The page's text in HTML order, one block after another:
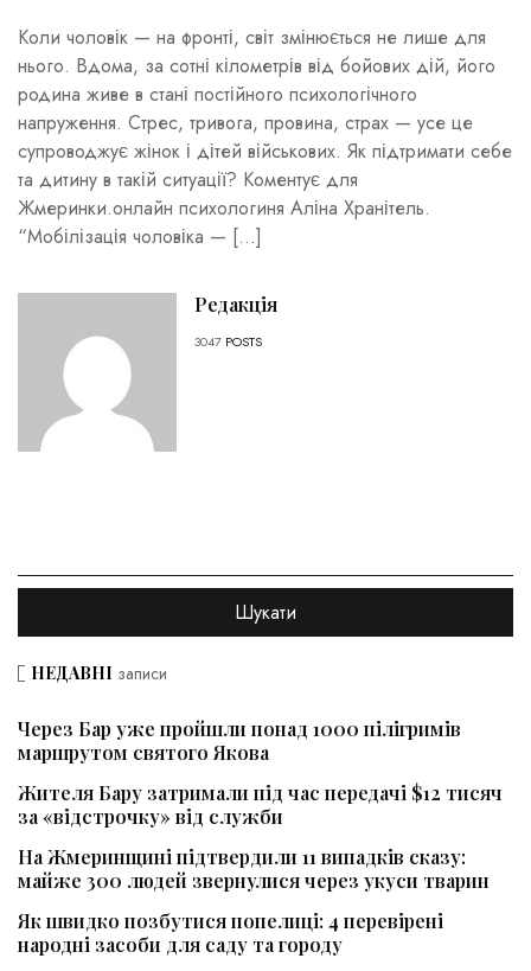
Коли чоловік — на фронті, світ змінюється не лише для
нього. Вдома, за сотні кілометрів від бойових дій, його
родина живе в стані постійного психологічного
напруження. Стрес, тривога, провина, страх — усе це
супроводжує жінок і дітей військових. Як підтримати себе
та дитину в такій ситуації? Коментує для
Жмеринки.онлайн психологиня Аліна Хранітель.
“Мобілізація чоловіка — […]
Редакція
3047 POSTS
НЕДАВНІ записи
Через Бар уже пройшли понад 1000 пілігримів
маршрутом святого Якова
Жителя Бару затримали під час передачі $12 тисяч
за «відстрочку» від служби
На Жмеринщині підтвердили 11 випадків сказу:
майже 300 людей звернулися через укуси тварин
Як швидко позбутися попелиці: 4 перевірені
народні засоби для саду та городу